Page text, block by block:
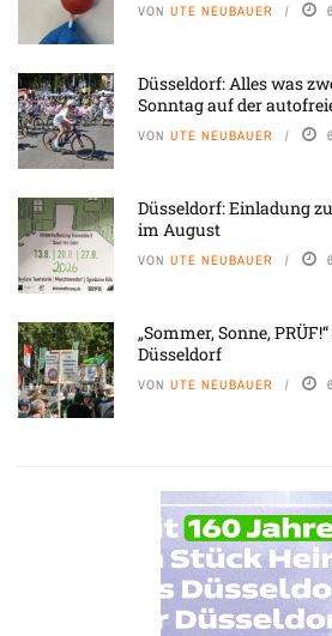
VON UTE NEUBAUER
Düsseldorf: Alles was
Sonntag auf der
VON UTE NEUBAUER
Düsseldorf: Einladung
im August
VON UTE NEUBAUER
„Sommer, Sonne,
Düsseldorf
VON UTE NEUBAUER